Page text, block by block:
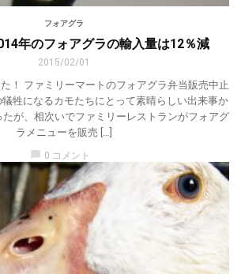
フォアグラ
年のフォアグラの輸入量は12％減
2015/02/01
！ ファミリーマートのフォアグラ弁当販売中止
牲になるカモたちにとって素晴らしい出来事か
たが、相次いでファミリーレストランがフォアグ
ラメニューを販売 […]
0 コメント